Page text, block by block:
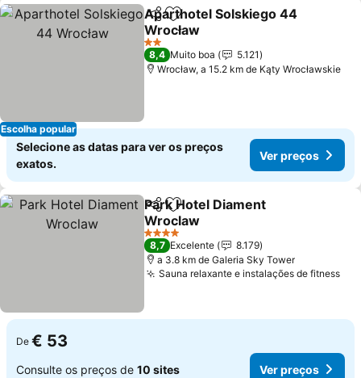
Escolha popular
PartilharAdicionar aos favoritos
Aparthotel Solskiego 44
Wrocław
2 Estrelas
8,4 Muito boa
5.121
Wrocław, a 15.2 km de Kąty Wrocławskie
Selecione as datas para ver os preços
exatos.
Ver preços
PartilharAdicionar aos favoritos
Park Hotel Diament
Wroclaw
4 Estrelas
8,7 Excelente
8.179
a 3.8 km de Galeria Sky Tower
Sauna relaxante e instalações de fitness
De € 53
Consulte os preços de 10 sites Ver preços